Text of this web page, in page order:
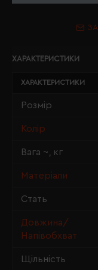
ХАРАКТЕРИСТИКИ
ХАРАКТЕРИСТИКИ
Розмір
Колір
Вага ~, кг
Матеріали
Стать
Довжина/
Напівобхват
Щільність